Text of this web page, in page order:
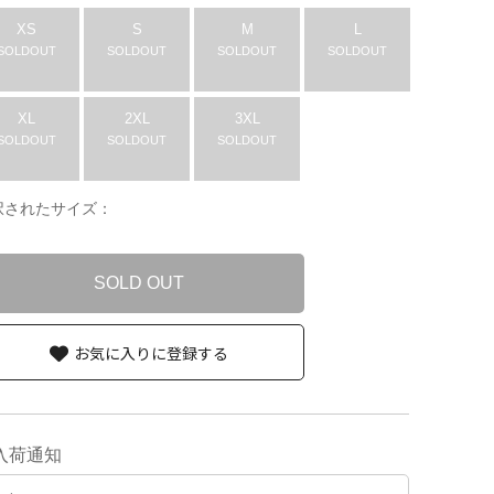
XS S
SOLDOUT
M
SOLDOUT
L
SOLDOUT
XL 2XL
SOLDOUT
3XL
SOLDOUT
れたサイズ：
SOLD OUT
荷通知
お気に入りに登録する